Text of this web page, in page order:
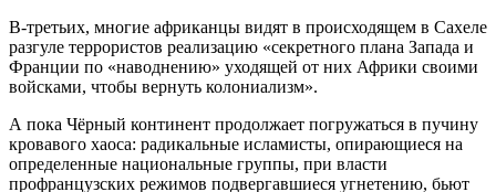
В-третьих, многие африканцы видят в происходящем в Сахеле
разгуле террористов реализацию «секретного плана Запада и
Франции по «наводнению» уходящей от них Африки своими
войсками, чтобы вернуть колониализм».
А пока Чёрный континент продолжает погружаться в пучину
кровавого хаоса: радикальные исламисты, опирающиеся на
определенные национальные группы, при власти
профранцузских режимов подвергавшиеся угнетению, бьют